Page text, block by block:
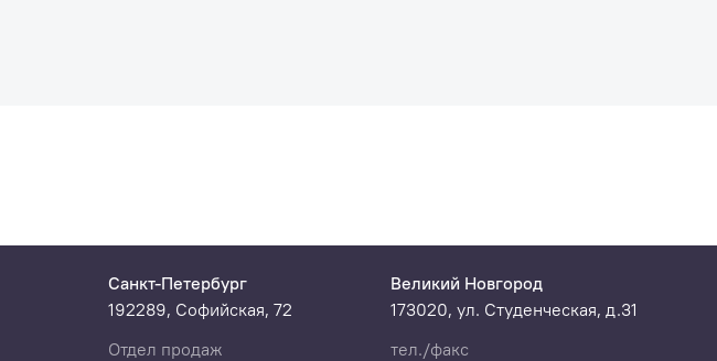
Санкт-Петербург
192289, Софийская, 72
Отдел продаж
Великий Новгород
173020, ул. Студенческая, д.31
тел./факс